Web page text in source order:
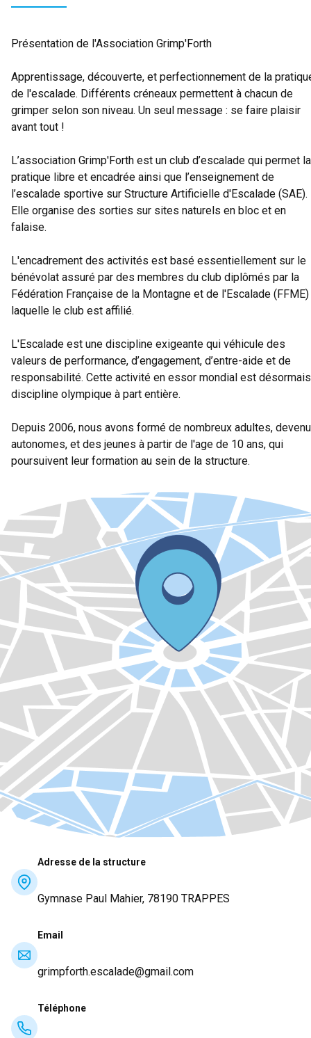
Présentation de l'Association Grimp'Forth
Apprentissage, découverte, et perfectionnement de la
de l'escalade. Différents créneaux permettent à chacun de
grimper selon son niveau. Un seul message : se faire plaisir
avant tout !
L’association Grimp'Forth est un club d’escalade qui permet la
pratique libre et encadrée ainsi que l’enseignement de
l’escalade sportive sur Structure Artificielle d'Escalade (SAE).
Elle organise des sorties sur sites naturels en bloc et en
falaise.
L'encadrement des activités est basé essentiellement sur le
bénévolat assuré par des membres du club diplômés par la
Fédération Française de la Montagne et de l'Escalade (FFME)
laquelle le club est affilié.
L'Escalade est une discipline exigeante qui véhicule des
valeurs de performance, d’engagement, d’entre-aide et de
responsabilité. Cette activité en essor mondial est désormais
discipline olympique à part entière.
Depuis 2006, nous avons formé de nombreux adultes,
autonomes, et des jeunes à partir de l'age de 10 ans, qui
poursuivent leur formation au sein de la structure.
Adresse de la structure
Gymnase Paul Mahier, 78190 TRAPPES
Email
grimpforth.escalade@gmail.com
Téléphone